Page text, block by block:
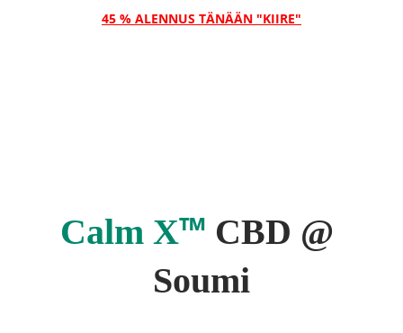
45 % ALENNUS TÄNÄÄN "KIIRE"
Calm X™ CBD @
Soumi